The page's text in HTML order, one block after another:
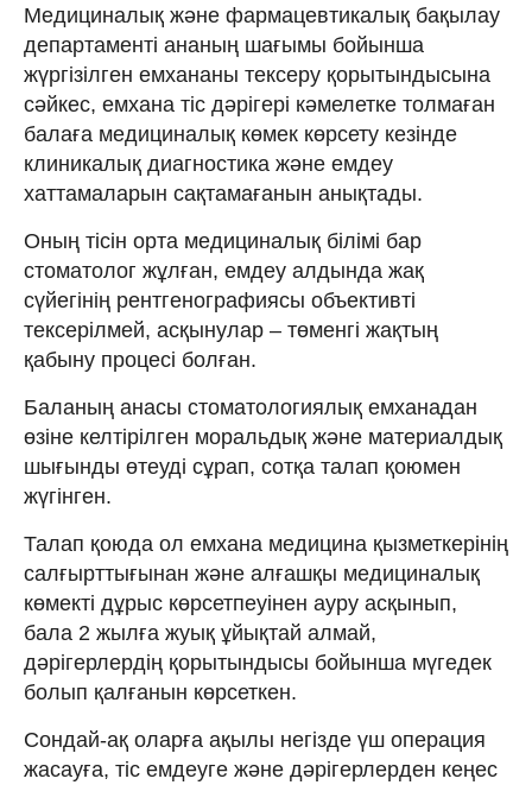
Медициналық және фармацевтикалық бақылау
департаменті ананың шағымы бойынша
жүргізілген емхананы тексеру қорытындысына
сәйкес, емхана тіс дәрігері кәмелетке толмаған
балаға медициналық көмек көрсету кезінде
клиникалық диагностика және емдеу
хаттамаларын сақтамағанын анықтады.
Оның тісін орта медициналық білімі бар
стоматолог жұлған, емдеу алдында жақ
сүйегінің рентгенографиясы объективті
тексерілмей, асқынулар – төменгі жақтың
қабыну процесі болған.
Баланың анасы стоматологиялық емханадан
өзіне келтірілген моральдық және материалдық
шығынды өтеуді сұрап, сотқа талап қоюмен
жүгінген.
Талап қоюда ол емхана медицина қызметкерінің
салғырттығынан және алғашқы медициналық
көмекті дұрыс көрсетпеуінен ауру асқынып,
бала 2 жылға жуық ұйықтай алмай,
дәрігерлердің қорытындысы бойынша мүгедек
болып қалғанын көрсеткен.
Сондай-ақ оларға ақылы негізде үш операция
жасауға, тіс емдеуге және дәрігерлерден кеңес